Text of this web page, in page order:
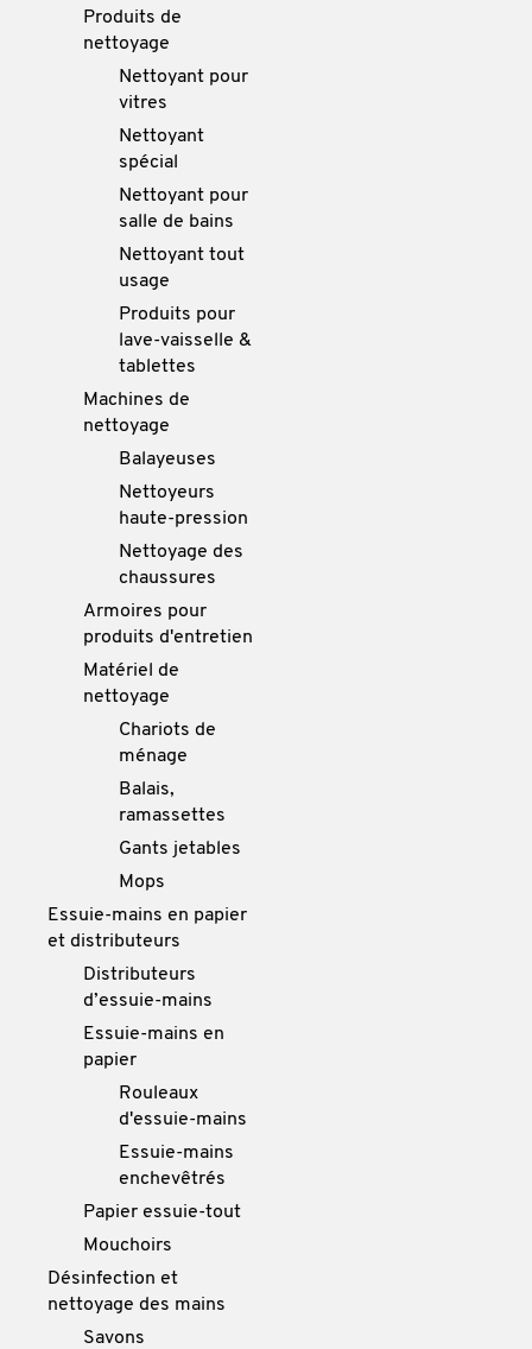
Produits de
nettoyage
Nettoyant pour
vitres
Nettoyant
spécial
Nettoyant pour
salle de bains
Nettoyant tout
usage
Produits pour
lave-vaisselle &
tablettes
Machines de
nettoyage
Balayeuses
Nettoyeurs
haute-pression
Nettoyage des
chaussures
Armoires pour
produits d'entretien
Matériel de
nettoyage
Chariots de
ménage
Balais,
ramassettes
Gants jetables
Mops
Essuie-mains en papier
et distributeurs
Distributeurs
d’essuie-mains
Essuie-mains en
papier
Rouleaux
d'essuie-mains
Essuie-mains
enchevêtrés
Papier essuie-tout
Mouchoirs
Désinfection et
nettoyage des mains
Savons